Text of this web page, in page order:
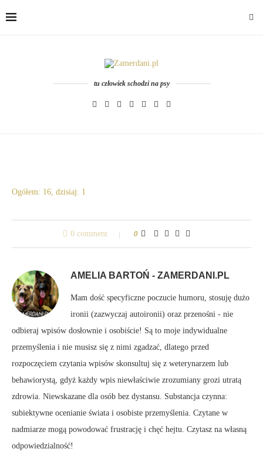
tu człowiek schodzi na psy
Ogółem: 16, dzisiaj: 1
0 comment 0
AMELIA BARTOŃ - ZAMERDANI.PL
Mam dość specyficzne poczucie humoru, stosuję dużo
ironii (zazwyczaj autoironii) oraz przenośni - nie
odbieraj wpisów dosłownie i osobiście! Są to moje indywidualne
przemyślenia i nie musisz się z nimi zgadzać, dlatego przed
rozpoczęciem czytania wpisów skonsultuj się z weterynarzem lub
behawiorystą, gdyż każdy wpis niewłaściwie zrozumiany grozi utratą
zdrowia. Niewskazane dla osób bez dystansu. Substancja czynna:
subiektywne ocenianie świata i osobiste przemyślenia. Czytane w
nadmiarze mogą powodować frustrację i chęć hejtu. Czytasz na własną
odpowiedzialność!